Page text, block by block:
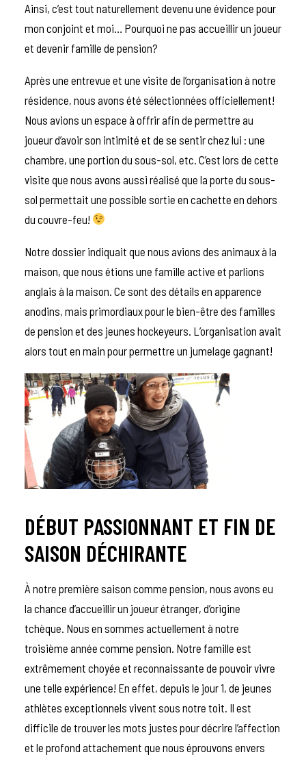
Ainsi, c’est tout naturellement devenu une évidence pour
mon conjoint et moi… Pourquoi ne pas accueillir un joueur
et devenir famille de pension?
Après une entrevue et une visite de l’organisation à notre
résidence, nous avons été sélectionnées officiellement!
Nous avions un espace à offrir afin de permettre au
joueur d’avoir son intimité et de se sentir chez lui : une
chambre, une portion du sous-sol, etc. C’est lors de cette
visite que nous avons aussi réalisé que la porte du sous-
sol permettait une possible sortie en cachette en dehors
du couvre-feu!
Notre dossier indiquait que nous avions des animaux à la
maison, que nous étions une famille active et parlions
anglais à la maison. Ce sont des détails en apparence
anodins, mais primordiaux pour le bien-être des familles
de pension et des jeunes hockeyeurs. L’organisation avait
alors tout en main pour permettre un jumelage gagnant!
DÉBUT PASSIONNANT ET FIN DE
SAISON DÉCHIRANTE
À notre première saison comme pension, nous avons eu
la chance d’accueillir un joueur étranger, d’origine
tchèque. Nous en sommes actuellement à notre
troisième année comme pension. Notre famille est
extrêmement choyée et reconnaissante de pouvoir vivre
une telle expérience! En effet, depuis le jour 1, de jeunes
athlètes exceptionnels vivent sous notre toit. Il est
difficile de trouver les mots justes pour décrire l’affection
et le profond attachement que nous éprouvons envers